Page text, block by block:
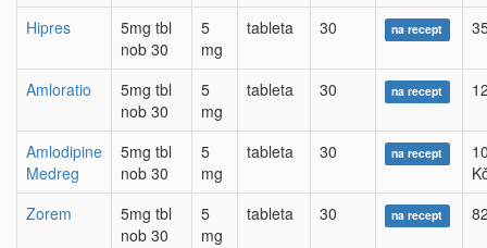
Hipres
5mg tbl
nob 30
5
mg
tableta 30 na recept
Amloratio
5mg tbl
nob 30
5
mg
tableta 30 na recept
Amlodipine
Medreg
5mg tbl
nob 30
5
mg
tableta 30 na recept
Zorem
5mg tbl
nob 30
5
mg
tableta 30 na recept